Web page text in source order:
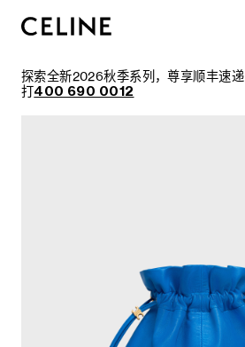
探索全新2026秋季系列，尊享顺丰速
打400 690 0012